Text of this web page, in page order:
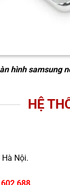
hình samsung
HỆ
Nội.